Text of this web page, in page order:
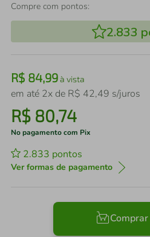
Compre com pontos:
2.833
R$ 84,99à vista
em até 2x de R$ 42,49 s/juros
R$ 80,74
No pagamento com Pix
2.833 pontos
Ver formas de pagamento